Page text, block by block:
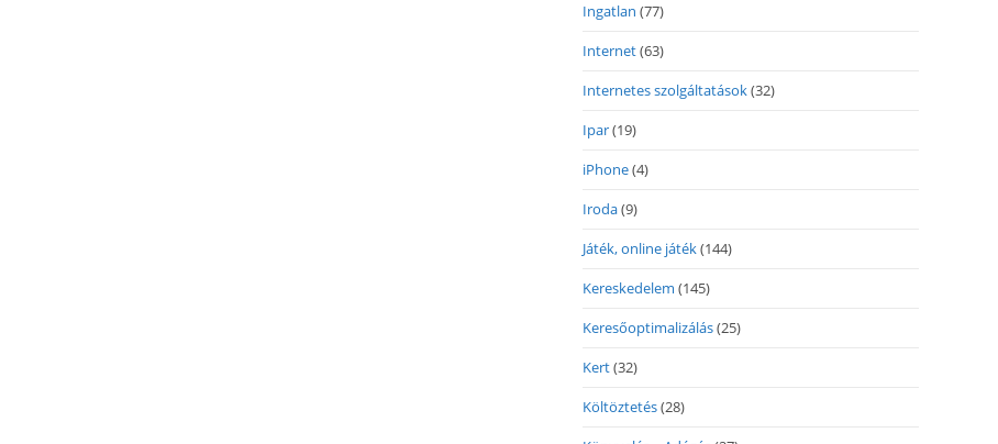
Ingatlan (77)
Internet(63)
Internetes szolgáltatások(32)
Ipar(19)
iPhone(4)
Iroda(9)
Játék, online játék(144)
Kereskedelem (145)
Keresőoptimalizálás(25)
Kert(32)
Költöztetés(28)